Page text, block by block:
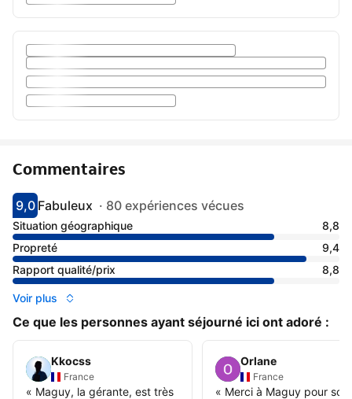
Commentaires
Avec une note de 9
9,0
fabuleuxFabuleux · 80 expériences vécues
Situation géographique
8,8
Propreté
9,4
Rapport qualité/prix
8,8
Voir plus
Ce que les personnes ayant séjourné ici ont adoré :
Kkocss
France
« Maguy, la gérante, est très
Orlane
France
« Merci à Maguy pour son